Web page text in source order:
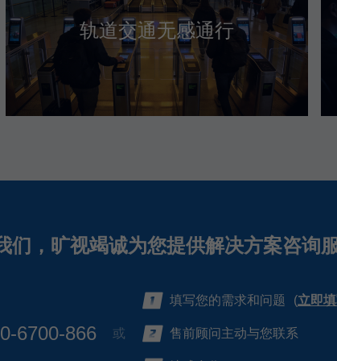
轨道交通无感通行
们，旷视竭诚为您提供解决方案咨询
6700-866 或
填写您的需求和问题 (立即
售前顾问主动与您联系